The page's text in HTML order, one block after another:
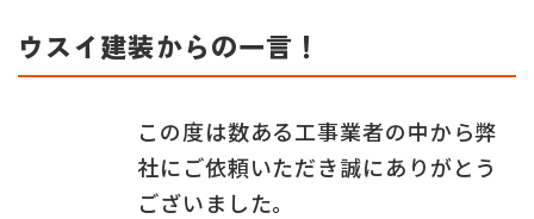
ウスイ建装からの一言！
この度は数ある工事業者の中から弊
社にご依頼いただき誠にありがとう
ございました。